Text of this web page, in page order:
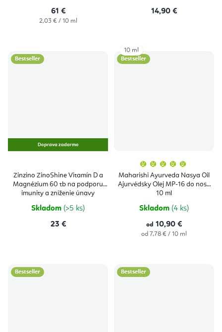
61 €
Jednotková
2,03 € / 10 ml
14,90 €
Bestseller
Doprava zadarmo
Zinzino ZinoShine Vitamín D a
Magnézium 60 tb na podporu
imunity a zníženie únavy
Skladom (>5 ks)
23 €
Bestseller
Maharishi Ayurveda Nasya Oil
Ajurvédsky Olej MP-16 do nosa
10 ml
produktu
je
5,0
Skladom (4 ks)
od 10,90 €
Jednotková
od 7,78 € / 10 ml
10 ml
Bestseller Bestseller